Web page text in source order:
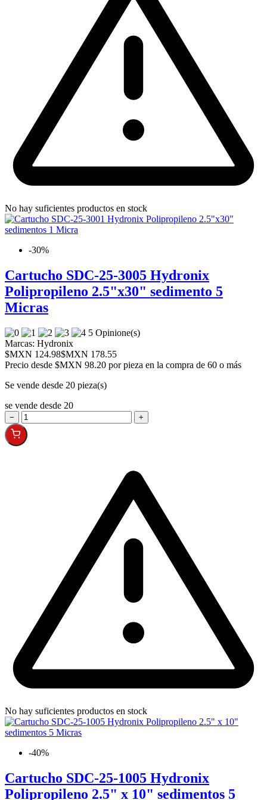
No hay suficientes productos en stock
-30%
Cartucho SDC-25-3005 Hydronix
Polipropileno 2.5"x30" sedimento 5
Micras
5 Opinione(s)
Marcas: Hydronix
$MXN 124.98$MXN 178.55
Precio desde $MXN 98.20 por pieza en la compra de 60 o más
Se vende desde 20 pieza(s)
se vende desde 20
− +
No hay suficientes productos en stock
-40%
Cartucho SDC-25-1005 Hydronix
Polipropileno 2.5" x 10" sedimentos 5